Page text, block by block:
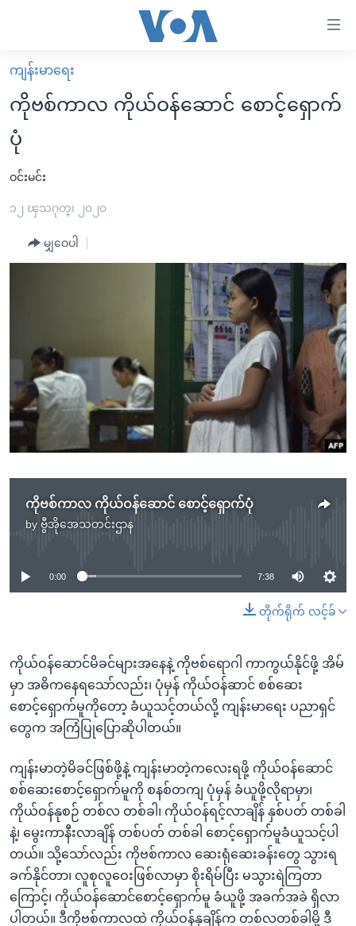
လွယ်ကူ
စေ
သည့်
Link
များ
ပင်မ
အ
ညွန်း
စာမျက်နှာ
သို့
ကျော်
ရှာဖွေ
ကျော်
မူလစာမျက်နှာ
မြန်မာ
ကမ္ဘာ့သတင်းများ
နိုင်ငံတကာ
အစ္စရေး-ပါလက်စတိုင်း
ဗွီဒီယို
အင်္ဂလိပ်စာလေ့လာမယ်
သုတပဒေသာ အင်္ဂလိပ်စာ
ရေဒီယိုနှင့်ရုပ်သံ အချက်အလက်များ
Learning English
ဗွီအိုအေ လူမှုကွန်ယက်များ
ဘာသာစကားများ
ကျန်းမာရေး
ကိုဗစ်ကာလ ကိုယ်ဝန်ဆောင် စောင့်ရှောက်
ပုံ
ဝင်းမင်း
၁၂ ၾသဂုတ္၊ ၂၀၂၀
မျှဝေပါ
ကိုဗစ်ကာလ ကိုယ်ဝန်ဆောင် စောင့်ရှောက်ပုံ
by ဗွီအိုအေသတင်းဌာန
No media source currently available
0:00 7:38
တိုက်ရိုက် လင့်ခ်
ကိုယ်ဝန်ဆောင်မိခင်များအနေနဲ့ ကိုဗစ်ရောဂါ ကာကွယ်နိုင်ဖို့ အိမ်
မှာ အဓိကနေရသော်လည်း၊ ပုံမှန် ကိုယ်ဝန်ဆာင် စစ်ဆေး
စောင့်ရှောက်မူကိုတော့ ခံယူသင့်တယ်လို့ ကျန်းမာရေး ပညာရှင်
တွေက အကြံပြုပြောဆိုပါတယ်။
ကျန်းမာတဲ့မိခင်ဖြစ်ဖို့နဲ့ ကျန်းမာတဲ့ကလေးရဖို့ ကိုယ်ဝန်ဆောင်
စစ်ဆေးစောင့်ရှောက်မူကို စနစ်တကျ ပုံမှန် ခံယူဖို့လိုရာမှာ၊
ကိုယ်ဝန်နုစဉ် တစ်လ တစ်ခါ၊ ကိုယ်ဝန်ရင့်လာချိန် နှစ်ပတ် တစ်ခါ
နဲ့၊ မွေးကာနီးလာချိန် တစ်ပတ် တစ်ခါ စောင့်ရှောက်မူခံယူသင့်ပါ
တယ်။ သို့သော်လည်း ကိုဗစ်ကာလ ဆေးရုံဆေးခန်းတွေ သွားရ
ခက်နိုင်တာ၊ လူစုလူဝေးဖြစ်လာမှာ စိုးရိမ်ပြီး မသွားရဲကြတာ
ကြောင့်၊ ကိုယ်ဝန်ဆောင်စောင့်ရှောက်မူ ခံယူဖို့ အခက်အခဲ ရှိလာ
ပါတယ်။ ဒီကိုဗစ်ကာလထဲ ကိုယ်ဝန်နုချိန်က တစ်လတစ်ခါမို့ ဒီ